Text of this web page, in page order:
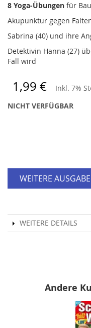
8 Yoga-Übungen für
Akupunktur gegen
Sabrina (40) und ihre
Detektivin Hanna (27)
Fall wird
1,99 € Inkl. 7%
NICHT VERFÜGBAR
WEITERE
WEITERE DETAILS
Andere